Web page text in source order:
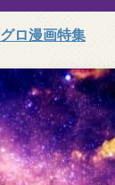
グロ漫画特集